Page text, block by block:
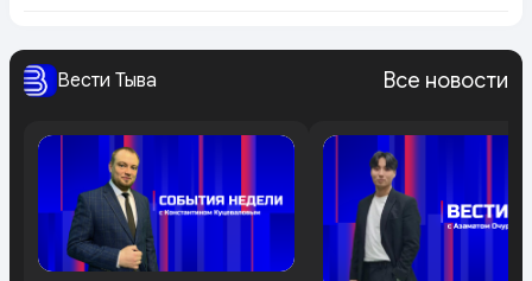
Вести Тыва Все новости